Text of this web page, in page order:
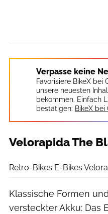
Verpasse keine
Favorisiere BikeX
unsere neuesten
bekommen. Einfach
bestätigen: BikeX bei
Velorapida The
Retro-Bikes E-Bikes
Klassische Formen
versteckter Akku: Das